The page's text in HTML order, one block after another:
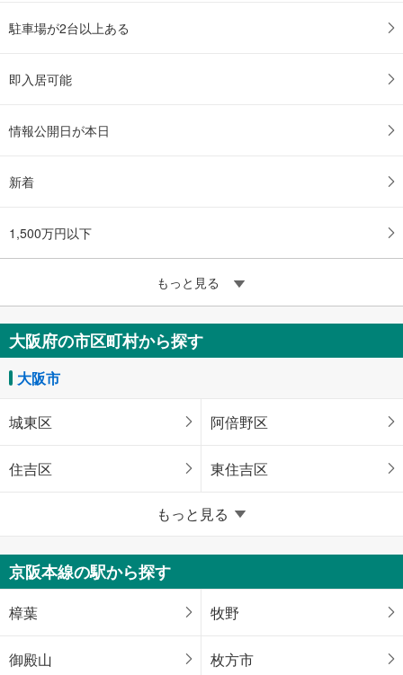
駐車場が2台以上ある
即入居可能
情報公開日が本日
新着
1,500万円以下
もっと見る
大阪府の市区町村から探す
大阪市
城東区 阿倍野区
住吉区 東住吉区
東区 西区
大阪府のそのほかの地域
もっと見る
京阪本線の駅から探す
樟葉 牧野
御殿山 枚方市